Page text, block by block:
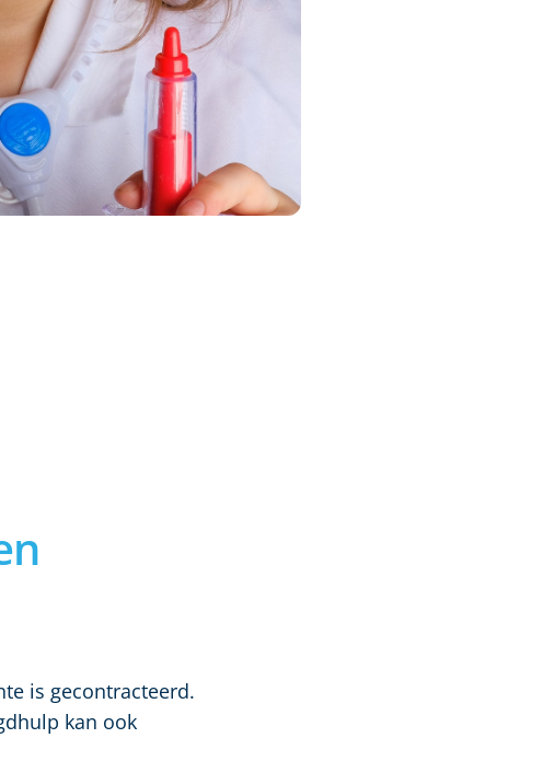
is gecontracteerd.
kan ook